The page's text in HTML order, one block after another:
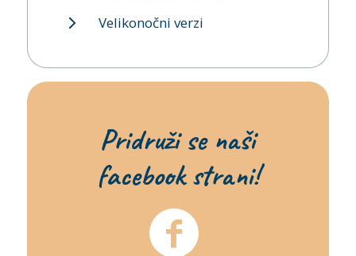
Velikonočni verzi
Pridruži se naši
facebook strani!